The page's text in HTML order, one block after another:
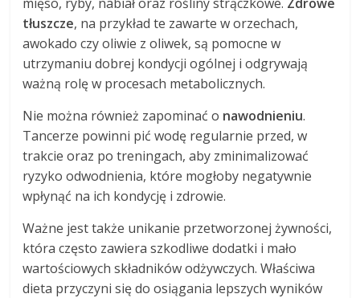
tłuszcze, na przykład te zawarte w orzechach,
awokado czy oliwie z oliwek, są pomocne w
utrzymaniu dobrej kondycji ogólnej i odgrywają
ważną rolę w procesach metabolicznych.
Nie można również zapominać o nawodnieniu.
Tancerze powinni pić wodę regularnie przed, w
trakcie oraz po treningach, aby zminimalizować
ryzyko odwodnienia, które mogłoby negatywnie
wpłynąć na ich kondycję i zdrowie.
Ważne jest także unikanie przetworzonej żywności,
która często zawiera szkodliwe dodatki i mało
wartościowych składników odżywczych. Właściwa
dieta przyczyni się do osiągania lepszych wyników